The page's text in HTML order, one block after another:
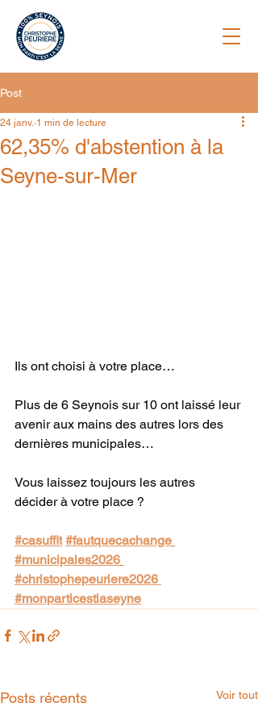
Post
62,35% d'abstention à la
Seyne-sur-Mer
24 janv. 1 min de lecture
Ils ont choisi à votre place…
Plus de 6 Seynois sur 10 ont laissé leur
avenir aux mains des autres lors des
dernières municipales…
Vous laissez toujours les autres
décider à votre place ?
#casuffit #fautquecachange
#municipales2026
#christophepeuriere2026
#monparticestlaseyne
Posts récents Voir tout